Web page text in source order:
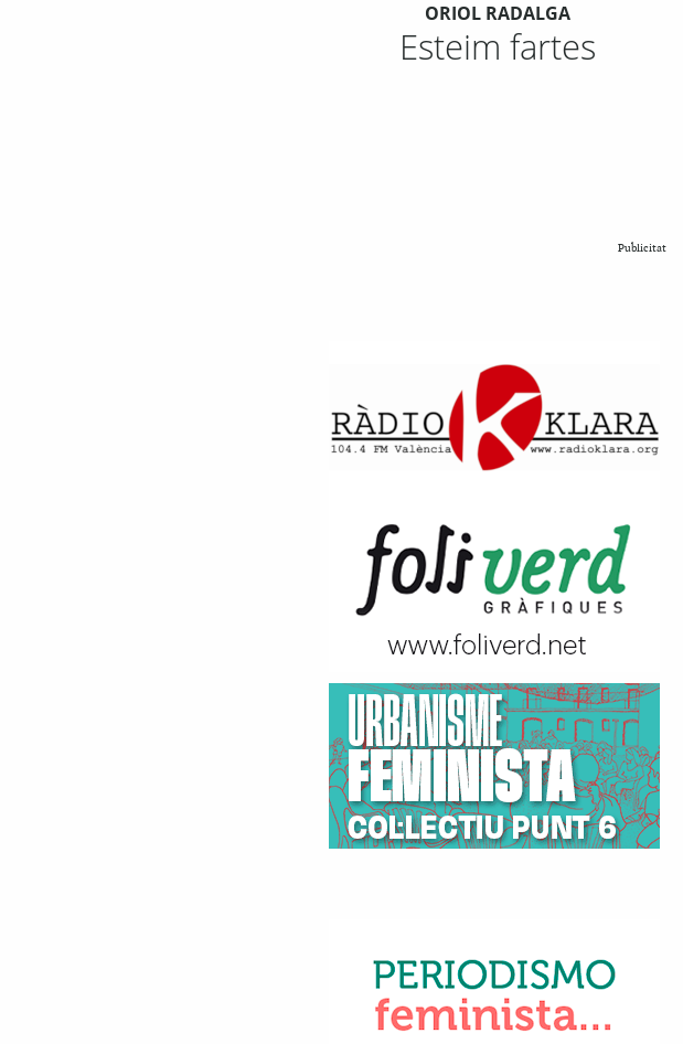
ORIOL RADALGA
Esteim fartes
Publicitat